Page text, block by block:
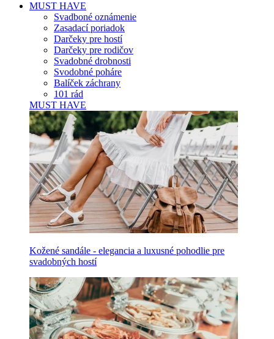
MUST HAVE
Svadboné oznámenie
Zasadací poriadok
Darčeky pre hostí
Darčeky pre rodičov
Svadobné drobnosti
Svodobné poháre
Balíček záchrany
101 rád
MUST HAVE
Kožené sandále - elegancia a luxusné pohodlie pre
svadobných hostí